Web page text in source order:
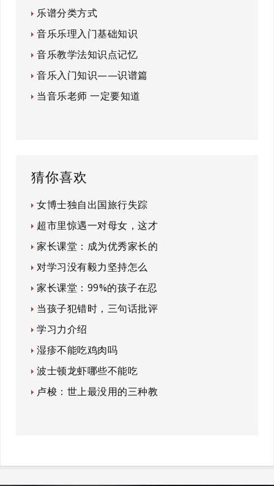
乐谱分类方式
音乐乐理入门基础知识
音乐教学法知识点记忆
音乐入门知识——识谱篇
当音乐老师 一定要知道
猜你喜欢
女博士独自出国旅行失踪
超市里惊遇一对母女，这才
家长课堂：成为优秀家长的
对学习没有毅力坚持怎么
家长课堂：99%的孩子在忍
当孩子犯错时，三句话批评
学习力介绍
湿疹不能吃鸡肉吗
波士顿龙虾哪些不能吃
卢梭：世上最没用的三种教